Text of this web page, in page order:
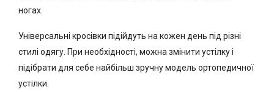
ногах.
Універсальні кросівки підійдуть на кожен день під різні
стилі одягу. При необхідності, можна змінити устілку і
підібрати для себе найбільш зручну модель ортопедичної
устілки.